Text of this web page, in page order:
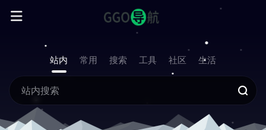
站内 常用 搜索 工具 社区 生活